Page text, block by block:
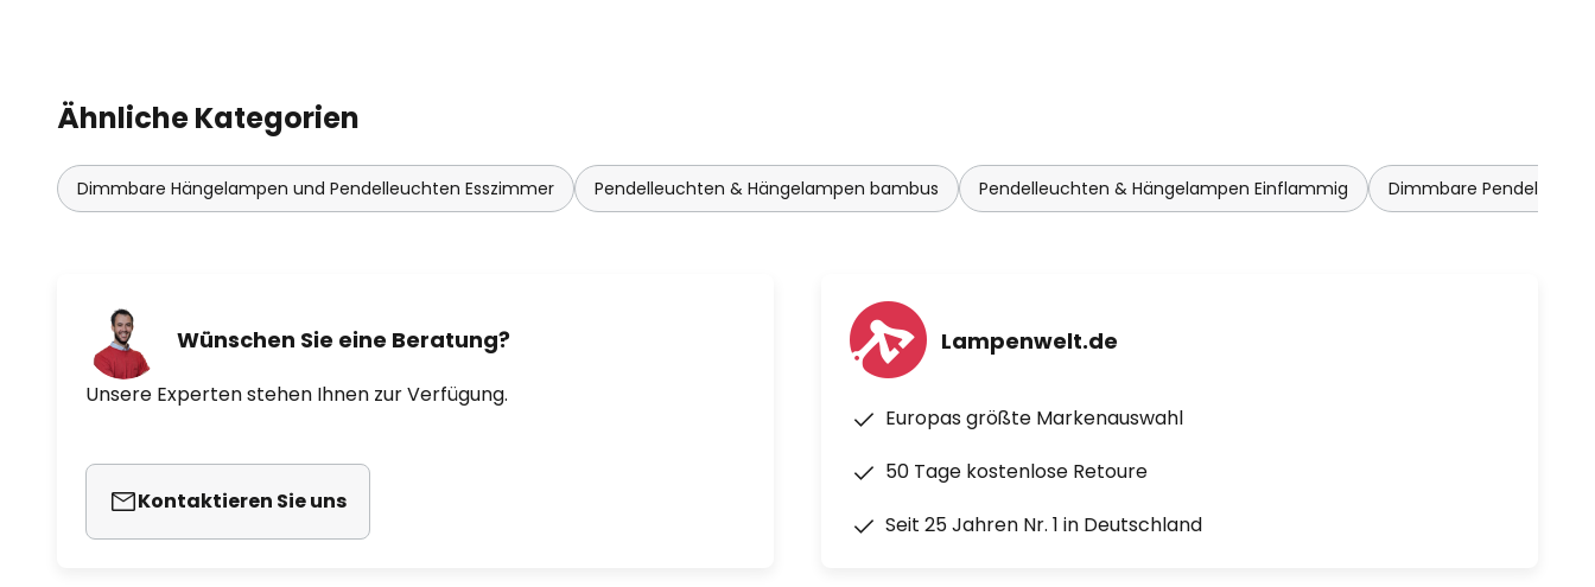
Ähnliche Kategorien
Dimmbare Hängelampen und Pendelleuchten Esszimmer Pendelleuchten & Hängelampen bambus Pendelleuchten & Hängelampen Einflammig Dimmbare
Wünschen Sie eine Beratung?
Unsere Experten stehen Ihnen zur Verfügung.
Kontaktieren Sie uns
Lampenwelt.de
Europas größte Markenauswahl
50 Tage kostenlose Retoure
Seit 25 Jahren Nr. 1 in Deutschland